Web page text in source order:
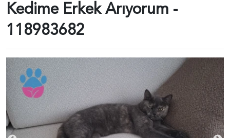
Kedime Erkek Arıyorum -
118983682